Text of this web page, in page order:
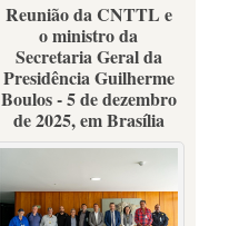
Reunião da CNTTL e
o ministro da
Secretaria Geral da
Presidência Guilherme
Boulos - 5 de dezembro
de 2025, em Brasília